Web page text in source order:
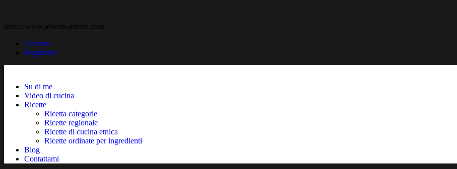
https://www.alberto-arienti.com
Accesso
Registrare
Su di me
Video di cucina
Ricette
Ricetta categorie
Ricette regionale
Ricette di cucina etnica
Ricette ordinate per ingredienti
Blog
Contattami